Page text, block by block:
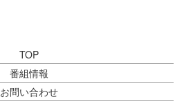
TOP
番組情報
お問い合わせ